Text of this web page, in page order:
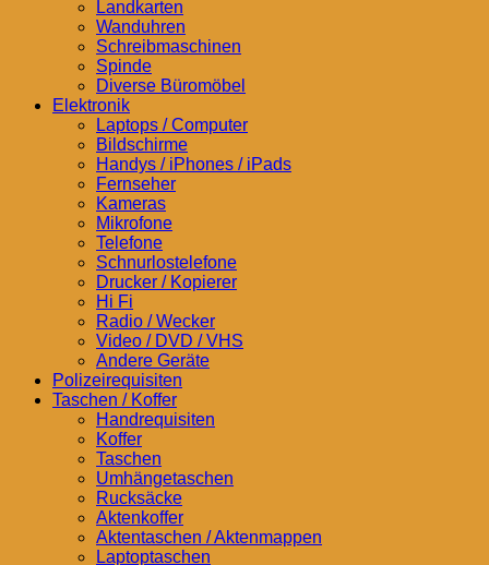
Landkarten
Wanduhren
Schreibmaschinen
Spinde
Diverse Büromöbel
Elektronik
Laptops / Computer
Bildschirme
Handys / iPhones / iPads
Fernseher
Kameras
Mikrofone
Telefone
Schnurlostelefone
Drucker / Kopierer
Hi Fi
Radio / Wecker
Video / DVD / VHS
Andere Geräte
Polizeirequisiten
Taschen / Koffer
Handrequisiten
Koffer
Taschen
Umhängetaschen
Rucksäcke
Aktenkoffer
Aktentaschen / Aktenmappen
Laptoptaschen